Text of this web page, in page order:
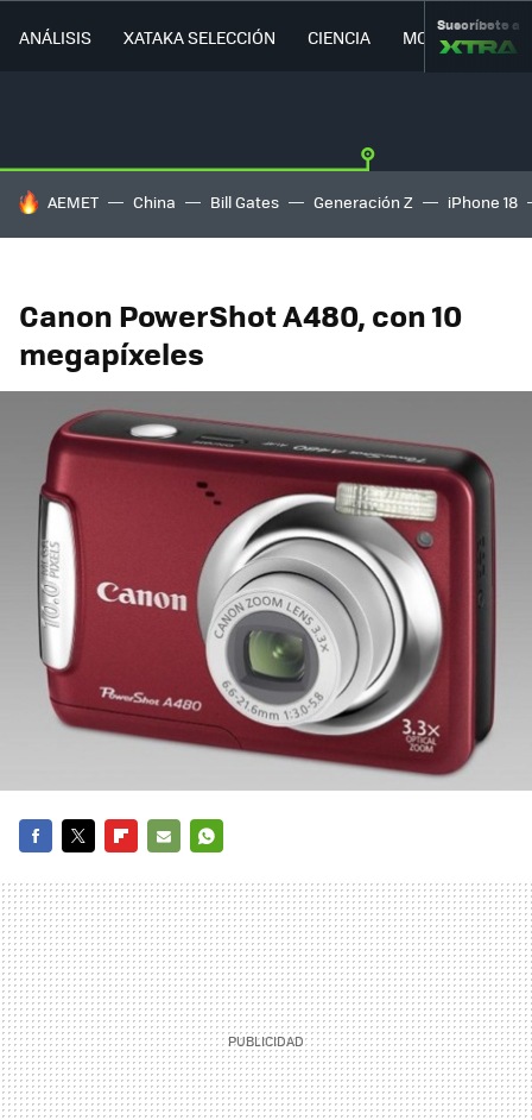
ANÁLISIS XATAKA SELECCIÓN CIENCIA MOVILIDAD
Suscríbete a
HOY SE HABLA DE
AEMET China Bill Gates Generación Z iPhone 18
Canon PowerShot A480, con 10
megapíxeles
MAIL